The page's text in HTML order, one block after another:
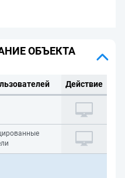
ОБЪЕКТА
Действие